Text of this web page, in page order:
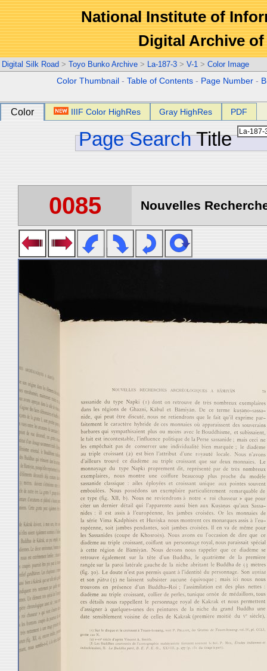
National Institute of
Digital Archive
Digital Silk Road > Toyo Bunko Archive > La-187-3 > V-1 > Color Image
Color Thumbnail -Table of Contents - Page Number -
Color IIIF Color HighRes Gray HighRes PDF
Page Search Title
0085 Nouvelles